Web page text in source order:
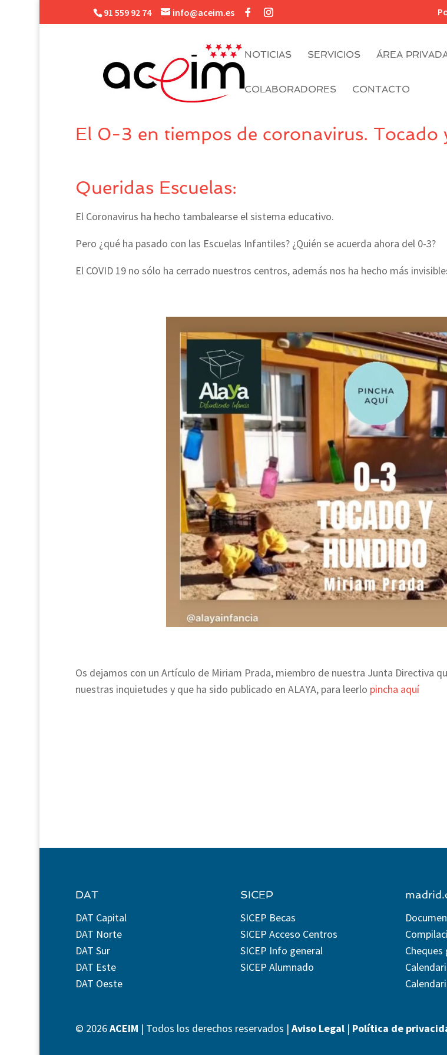
91 559 92 74 info@aceim.es
NOTICIAS SERVICIOS ÁREA
COLABORADORES CONTACTO
El 0-3 en tiempos de coronavirus. Tocado
Queridas Escuelas:
El Coronavirus ha hecho tambalearse el sistema educativo.
Pero ¿qué ha pasado con las Escuelas Infantiles? ¿Quién se acuerda ahora del 0-3?
El COVID 19 no sólo ha cerrado nuestros centros, además nos ha hecho más
Os dejamos con un Artículo de Miriam Prada, miembro de nuestra Junta Directiva
nuestras inquietudes y que ha sido publicado en ALAYA, para leerlo pincha aquí
DAT
DAT Capital
DAT Norte
DAT Sur
DAT Este
DAT Oeste
SICEP
SICEP Becas
SICEP Acceso Centros
SICEP Info general
SICEP Alumnado
© 2026ACEIM | Todos los derechos reservados | Aviso Legal| Política de